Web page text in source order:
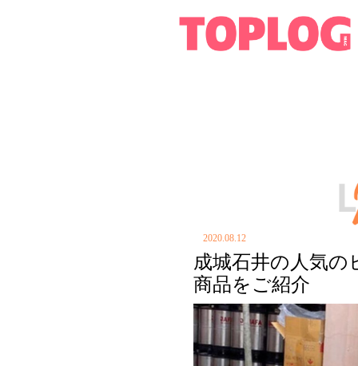
2020.08.12
成城石井の人気
商品をご紹介